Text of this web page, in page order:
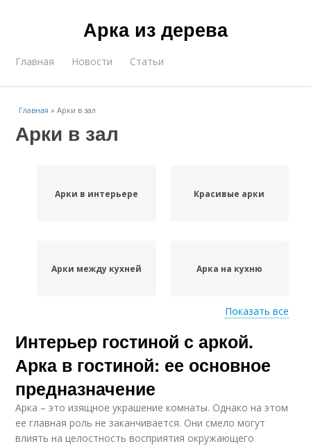
Арка из дерева
Главная Новости Статьи
Главная »Арки в зал
Арки в зал
Арки в интерьере Красивые арки
Арки между кухней Арка на кухню
Гипсокартонные арки Арки в зале
Арка в зал Зона в зале
Показать все
Интерьер гостиной с аркой.
Арка в гостиной: ее основное
предназначение
Арка – это изящное украшение комнаты. Однако на этом
ее главная роль не заканчивается. Они смело могут
влиять на целостность восприятия окружающего